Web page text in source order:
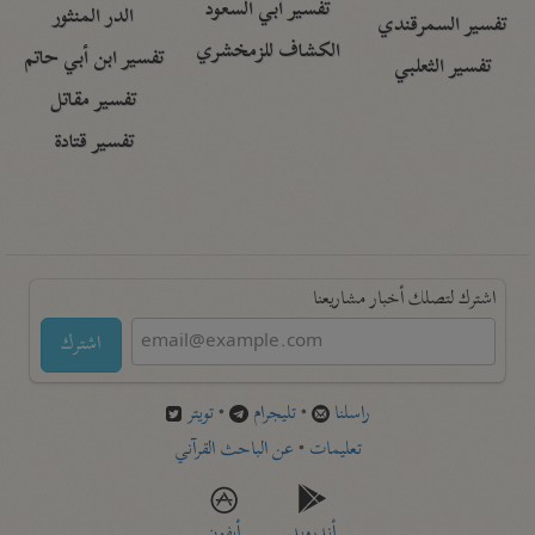
تفسير السمرقندي
تفسير الثعلبي
تفسير أبي السعود
الكشاف للزمخشري
الدر المنثور
تفسير ابن أبي حاتم
تفسير مقاتل
تفسير قتادة
اشترك لتصلك أخبار مشاريعنا
اشترك
راسلنا •تليجرام •تويتر
تعليمات •عن الباحث القرآني